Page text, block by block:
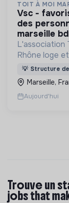
TOIT À MOI
vsc - favoriser le lien social et l’inclusion
des
marseille
L'association
Rhône loge
abris vers un
💡 Structure de
Marseille,
Aujourd'hui
Trouve un
jobs that